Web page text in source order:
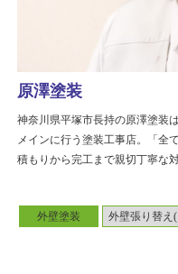
外壁塗装 外壁張り替え
原澤塗装
神奈川県平塚市長持の原澤塗装
メインに行う塗装工事店。「全
積もりから完工まで親切丁寧な